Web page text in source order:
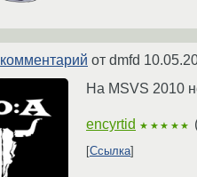
комментарий от dmfd
На MSVS 2010
encyrtid ★★★★★
Ссылка